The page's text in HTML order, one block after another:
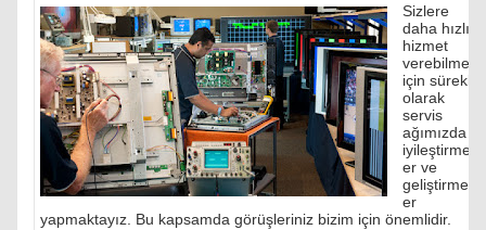
Sizlere
daha hızlı
hizmet
verebilmek
için sürekli
olarak
servis
ağımızda
iyileştirmel
er ve
geliştirmel
er
yapmaktayız. Bu kapsamda görüşleriniz bizim için önemlidir.